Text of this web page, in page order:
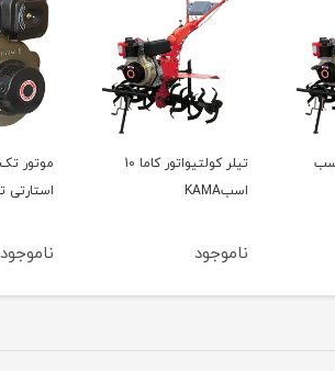
تیلر کولتیواتور کاما 10
استارتی تیلری
ناموجود
استارتی
ناموجود